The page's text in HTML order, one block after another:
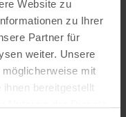
Website zu
zu Ihrer
Partner für
weiter. Unsere
mit
bereitgestellt
Content Creator
E-Commerce-
Content. Kreativ,